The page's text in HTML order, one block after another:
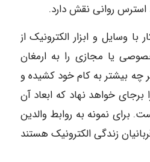
استرس روانی نقش دارد.
با وسایل و ابزار الکترونیک از
یا مجازی را به ارمغان
چه بیشتر به کام خود کشیده و
برجای خواهد نهاد که ابعاد آن
برای نمونه به روابط والدین
زندگی الکترونیک هستند